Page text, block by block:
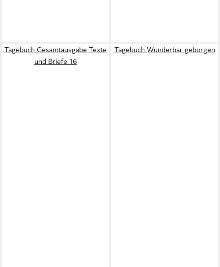
Tagebuch Gesamtausgabe Texte
und Briefe 16
Tagebuch Wunderbar geborgen